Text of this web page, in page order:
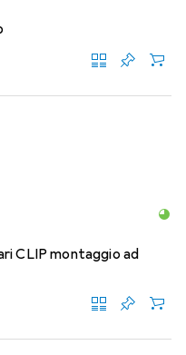
CLIP montaggio ad